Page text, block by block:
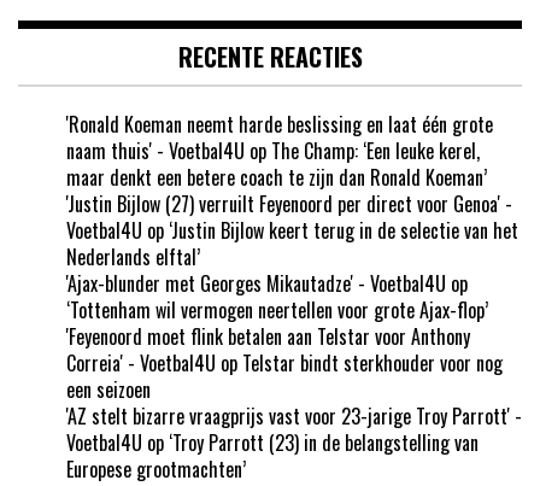
RECENTE REACTIES
'Ronald Koeman neemt harde beslissing en laat één grote
naam thuis' - Voetbal4U op The Champ: ‘Een leuke kerel,
maar denkt een betere coach te zijn dan Ronald Koeman’
'Justin Bijlow (27) verruilt Feyenoord per direct voor Genoa' -
Voetbal4U op ‘Justin Bijlow keert terug in de selectie van het
Nederlands elftal’
'Ajax-blunder met Georges Mikautadze' - Voetbal4U op
‘Tottenham wil vermogen neertellen voor grote Ajax-flop’
'Feyenoord moet flink betalen aan Telstar voor Anthony
Correia' - Voetbal4U op Telstar bindt sterkhouder voor nog
een seizoen
'AZ stelt bizarre vraagprijs vast voor 23-jarige Troy Parrott' -
Voetbal4U op ‘Troy Parrott (23) in de belangstelling van
Europese grootmachten’